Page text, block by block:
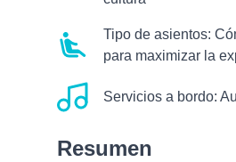
Tipo de asientos:
para maximizar la
Servicios a bordo:
Resumen